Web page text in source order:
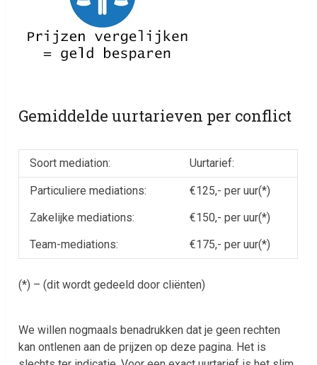
Gemiddelde uurtarieven per conflict
Soort mediation: Uurtarief:
Particuliere mediations:
€125,- per uur(*)
Zakelijke mediations:
€150,- per uur(*)
Team-mediations:
€175,- per uur(*)
(*) – (dit wordt gedeeld door cliënten)
We willen nogmaals benadrukken dat je geen rechten
kan ontlenen aan de prijzen op deze pagina. Het is